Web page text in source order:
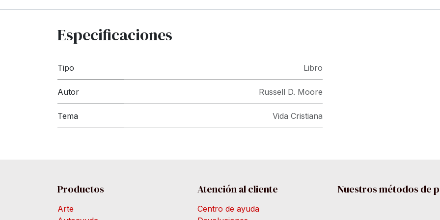
Especificaciones
Tipo Libro
Autor Russell D. Moore
Tema Vida Cristiana
Productos
Arte
Atención al cliente
Centro de ayuda
Nuestros métodos de